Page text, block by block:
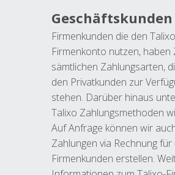
Geschäftskunden
Firmenkunden die den
Firmenkonto nutzen, haben
sämtlichen Zahlungsarten,
den Privatkunden zur
stehen. Darüber hinaus
Talixo Zahlungsmethoden
Auf Anfrage können wir
Zahlungen via Rechnung
Firmenkunden erstellen.